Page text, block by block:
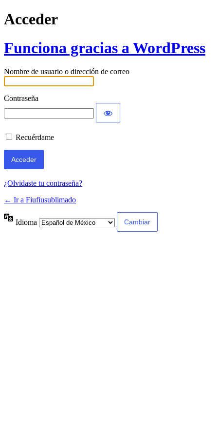
Acceder
Funciona gracias a WordPress
Nombre de usuario o dirección de correo
Contraseña
Recuérdame
¿Olvidaste tu contraseña?
← Ir a Fiufiusublimado
Idioma